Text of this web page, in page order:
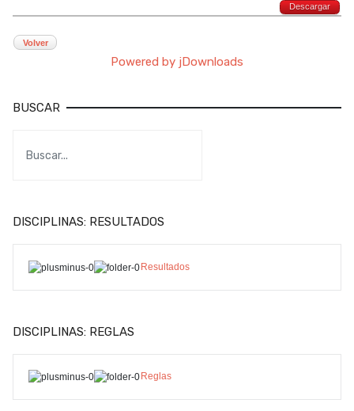
Descargar
Volver
Powered by jDownloads
BUSCAR
DISCIPLINAS: RESULTADOS
Resultados
DISCIPLINAS: REGLAS
Reglas